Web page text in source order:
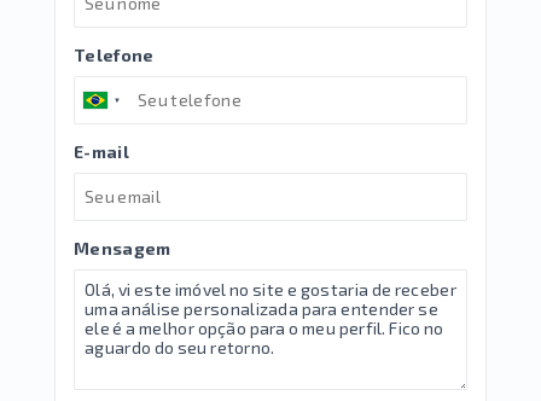
Telefone
E-mail
Mensagem